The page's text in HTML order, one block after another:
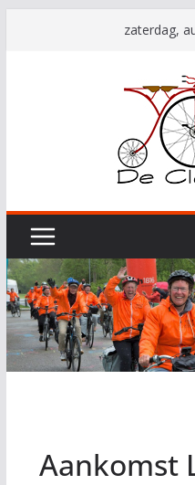
zaterdag,
Aankomst